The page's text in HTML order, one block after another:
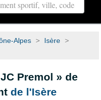
Alpes > Isère >
Premol » de
de l'Isère